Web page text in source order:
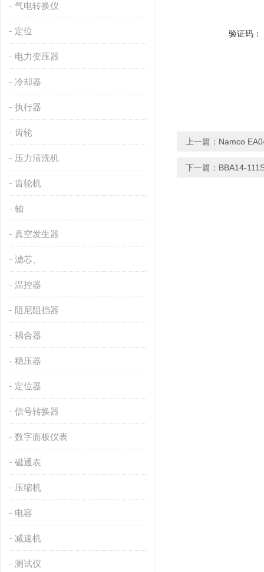
气电转换仪
定位
电力变压器
冷却器
执行器
齿轮
压力清洗机
齿轮机
轴
真空发生器
滤芯、
温控器
阻尼阻挡器
耦合器
稳压器
定位器
信号转换器
数字面板仪表
磁通表
压缩机
电容
减速机
测试仪
验证码：
上一篇： Namco
下一篇： BBA14-